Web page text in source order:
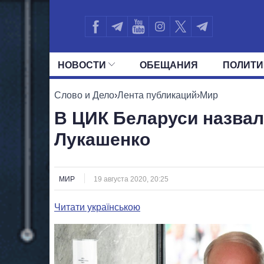
НОВОСТИ ОБЕЩАНИЯ
ВСЕ ПОЛИТИКИ ПРЕЗИДЕНТ И
Слово и Дело›Лента публикаций›Мир
В ЦИК Беларуси
Лукашенко
МИР 19 августа 2020, 20:25
Читати українською